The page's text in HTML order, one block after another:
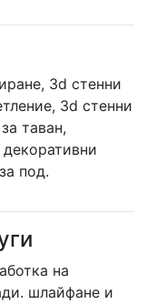
3d стенни
3d стенни
таван,
под.
на
шлайфане и